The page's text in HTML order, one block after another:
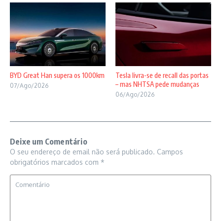
BYD Great Han supera os 1000km
07/Ago/2026
Tesla livra-se de recall das portas
– mas NHTSA pede mudanças
06/Ago/2026
Deixe um Comentário
O seu endereço de email não será publicado. Campos
obrigatórios marcados com *